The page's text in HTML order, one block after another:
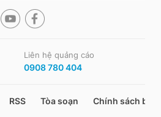
Liên hệ quảng cáo
0908 780 404
RSS Tòa soạn Chính sách bảo